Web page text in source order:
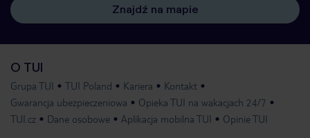
Znajdź na mapie
O TUI
Grupa TUI TUI Poland Kariera
Kontakt
Gwarancja ubezpieczeniowa
Opieka TUI na wakacjach 24/7
TUI.cz
Dane osobowe Aplikacja mobilna TUI Opinie TUI